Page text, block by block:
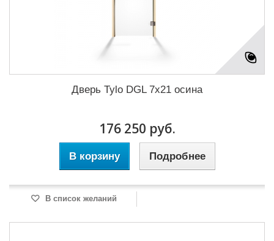
Дверь Tylo DGL 7x21 осина
176 250 руб.
В корзину Подробнее
В список желаний